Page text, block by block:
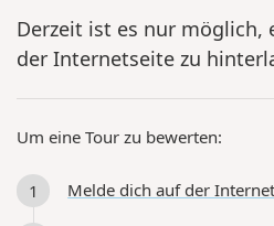
Derzeit ist es nur möglich,
der Internetseite zu
Um eine Tour zu bewerten:
Melde dich auf der